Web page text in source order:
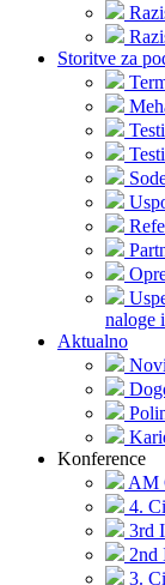
Storitve za
naloge
Aktualno
Konference
AM
4.
3rd
2nd
3.